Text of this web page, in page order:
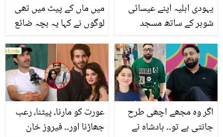
میں ماں کے پیٹ میں تھی
لوگوں نے کہا یہ بچہ ضائع
زندگی کے حوالے سے
انکشاف
یہودی اہلیہ اپنے عیسائی
شوہر کے ساتھ مسجد
جب غیر مسلم جوڑا مسجد
الحرام میں داخل ہوا تو ان
کے ساتھ کیا ہوا؟
خوبصورت واقعے نے دل
خوش کردیے
عورت کو مارنا، پیٹنا، رعب
جھاڑنا اور۔۔ فیروز خان
اگر وہ مجھے اچھی طرح
جانتی ہے تو۔۔ بادشاہ نے